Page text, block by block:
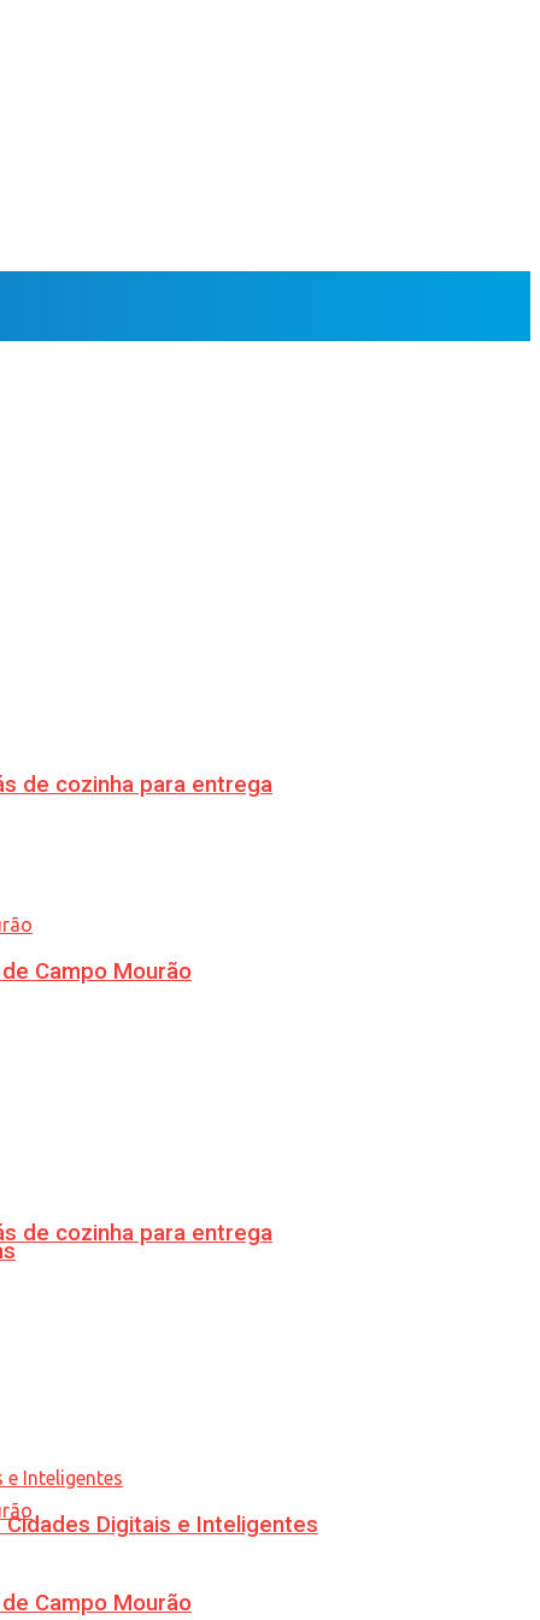
de cozinha para entrega
Campo Mourão
de cozinha para entrega
Campo Mourão
Digitais e Inteligentes